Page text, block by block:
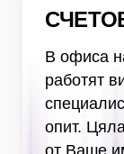
В офиса
работят
опит.